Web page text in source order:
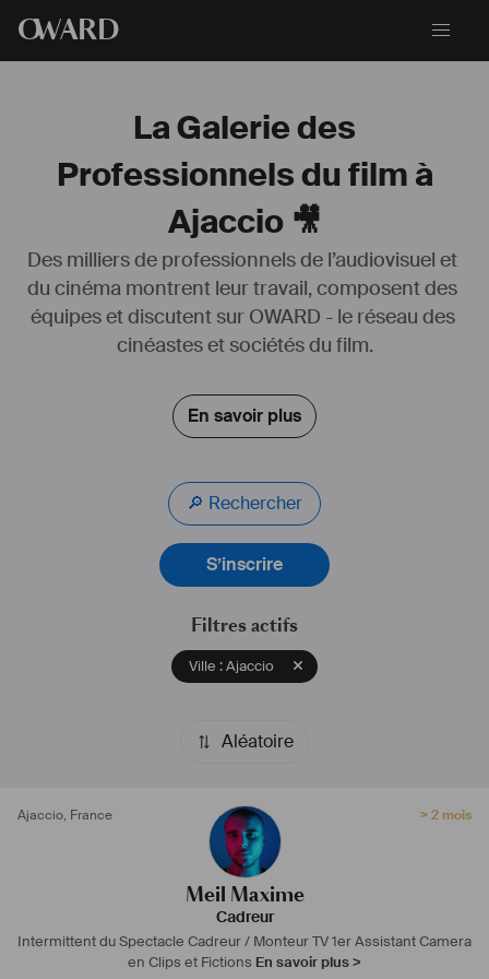
OWARD
La Galerie des
Professionnels du film à
Ajaccio 🎥
Des milliers de professionnels de l’audiovisuel et
du cinéma montrent leur travail, composent des
équipes et discutent sur OWARD - le réseau des
cinéastes et sociétés du film.
En savoir plus
🔎 Rechercher
S’inscrire
Filtres actifs
Ville : Ajaccio
Aléatoire
Ajaccio, France > 2 mois
Meil Maxime
Cadreur
Intermittent du Spectacle Cadreur / Monteur TV1er Assistant Camera
en Clips et Fictions En savoir plus >
En tant qu'Intermittent du spectacle et depuis maintenant 4 ans, je
travaille principalement pour le secteur de la télévision en tant que
Cadreur/Monteur. En plus de cette activité "principale", je travaille en
musicaux pour des artistes locaux afin d'alimenter mon portfolio.